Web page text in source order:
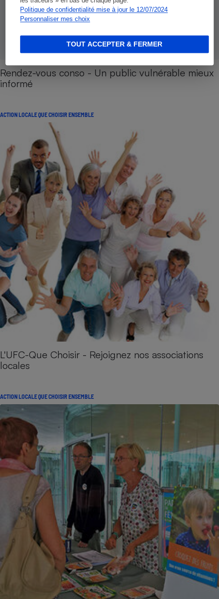
Politique de confidentialité mise à jour le 12/07/2024
Personnaliser mes choix
TOUT ACCEPTER & FERMER
Rendez-vous conso - Un public vulnérable mieux
informé
ACTION LOCALE QUE CHOISIR ENSEMBLE
L'UFC-Que Choisir - Rejoignez nos associations
locales
ACTION LOCALE QUE CHOISIR ENSEMBLE